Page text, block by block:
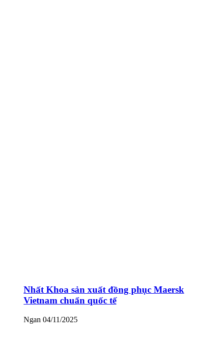
Nhất Khoa sản xuất đồng phục Maersk
Vietnam chuẩn quốc tế
Ngan 04/11/2025